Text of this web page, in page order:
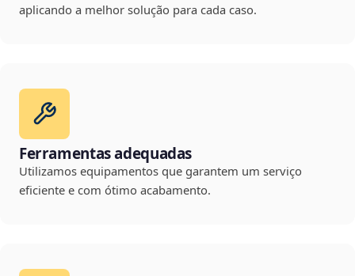
aplicando a melhor solução para cada caso.
Ferramentas adequadas
Utilizamos equipamentos que garantem um serviço
eficiente e com ótimo acabamento.